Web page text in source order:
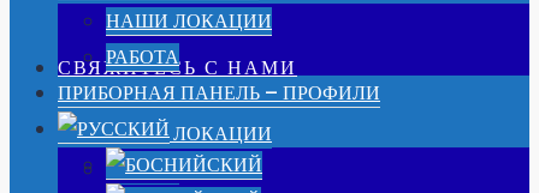
СВЯЖИТЕСЬ С НАМИ
НАШИ ЛОКАЦИИ
РАБОТА
НАШИ ЛОКАЦИИ
РАБОТА
ПРИБОРНАЯ ПАНЕЛЬ – ПРОФИЛИ